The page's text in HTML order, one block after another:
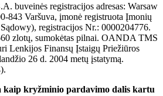
buveinės registracijos adresas: Warsaw
843 Varšuva, įmonė registruota Įmonių
registracijos Nr.: 0000204776.
zlotų, sumokėtas pilnai. OANDA TMS
Lenkijos Finansų Įstaigų Priežiūros
26 d. 2004 metų įstatymą.
kaip kryžminio pardavimo dalis kartu